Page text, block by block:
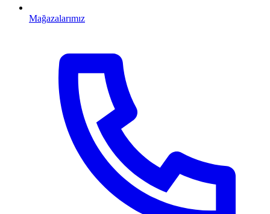
Mağazalarımız